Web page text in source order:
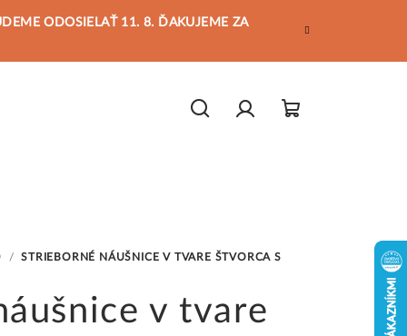
ODOSIELAŤ 11. 8. ĎAKUJEME ZA
/ STRIEBORNÉ NÁUŠNICE V TVARE ŠTVORCA S
v tvare